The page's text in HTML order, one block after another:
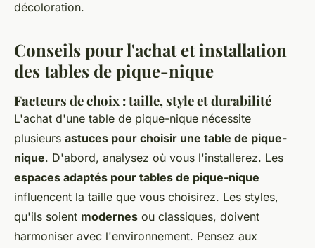
décoloration.
Conseils pour l'achat et installation
des tables de pique-nique
Facteurs de choix : taille, style et durabilité
L'achat d'une table de pique-nique nécessite
plusieurs astuces pour choisir une table de pique-
nique. D'abord, analysez où vous l'installerez. Les
espaces adaptés pour tables de pique-nique
influencent la taille que vous choisirez. Les styles,
qu'ils soient modernes ou classiques, doivent
harmoniser avec l'environnement. Pensez aux